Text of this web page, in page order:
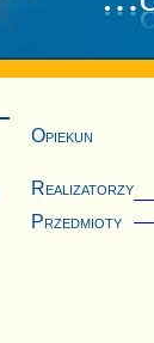
Opiekun
Realizatorzy
Przedmioty